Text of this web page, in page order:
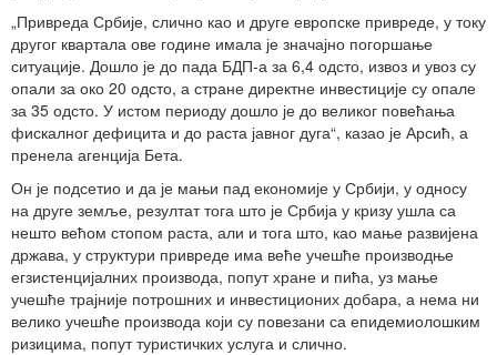
„Привреда Србије, слично као и друге европске привреде, у току
другог квартала ове године имала је значајно погоршање
ситуације. Дошло је до пада БДП-а за 6,4 одсто, извоз и увоз су
опали за око 20 одсто, а стране директне инвестиције су опале
за 35 одсто. У истом периоду дошло је до великог повећања
фискалног дефицита и до раста јавног дуга“, казао је Арсић, а
пренела агенција Бета.
Он је подсетио и да је мањи пад економије у Србији, у односу
на друге земље, резултат тога што је Србија у кризу ушла са
нешто већом стопом раста, али и тога што, као мање развијена
држава, у структури привреде има веће учешће производње
егзистенцијалних производа, попут хране и пића, уз мање
учешће трајније потрошних и инвестиционих добара, а нема ни
велико учешће производа који су повезани са епидемиолошким
ризицима, попут туристичких услуга и слично.